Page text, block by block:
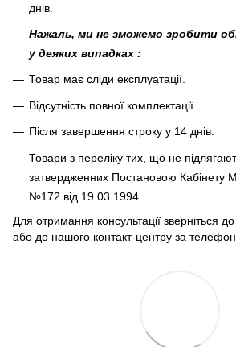
днів.
Нажаль, ми не зможемо зробити
у деяких випадках :
Товар має сліди експлуатації.
Відсутність повної комплектації.
Після завершення строку у 14 днів.
Товари з переліку тих, що не
затвердженних Постановою Кабінету
№172 від 19.03.1994
Для отримання консультації зверніться
або до нашого контакт-центру за